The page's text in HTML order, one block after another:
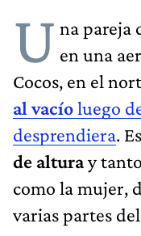
U na pareja
en una
Cocos, en el
al vacíoluego
desprendiera.
de alturay tanto
como la mujer,
varias partes